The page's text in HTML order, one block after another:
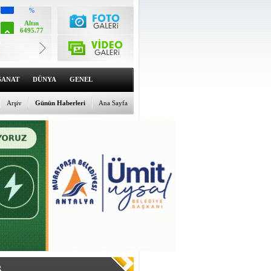
Altın
6495.77
%0.06
47.5791
%-0.02
Euro
55.0468
%0.13DÜNYA GENEL
Ana Sayfa
Günün Haberleri
Arşiv